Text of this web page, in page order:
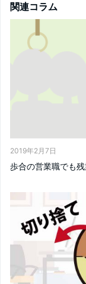
関連コラム
2019年2月7日
歩合の営業職でも